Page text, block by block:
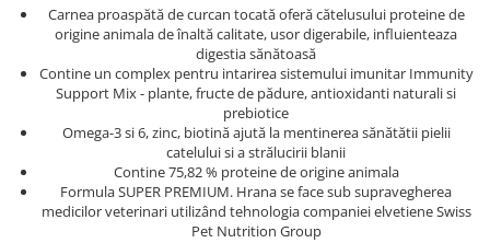
Carnea proaspătă de curcan tocată oferă cătelusului proteine ​​de
origine animala de înaltă calitate, usor digerabile, influienteaza
digestia sănătoasă
Contine un complex pentru intarirea sistemului imunitar Immunity
Support Mix - plante, fructe de pădure, antioxidanti naturali si
prebiotice
Omega-3 si 6, zinc, biotină ajută la mentinerea sănătătii pielii
catelului si a strălucirii blanii
Contine 75,82 % proteine de origine ​​animala
Formula SUPER PREMIUM. Hrana se face sub supravegherea
medicilor veterinari utilizând tehnologia companiei elvetiene Swiss
Pet Nutrition Group